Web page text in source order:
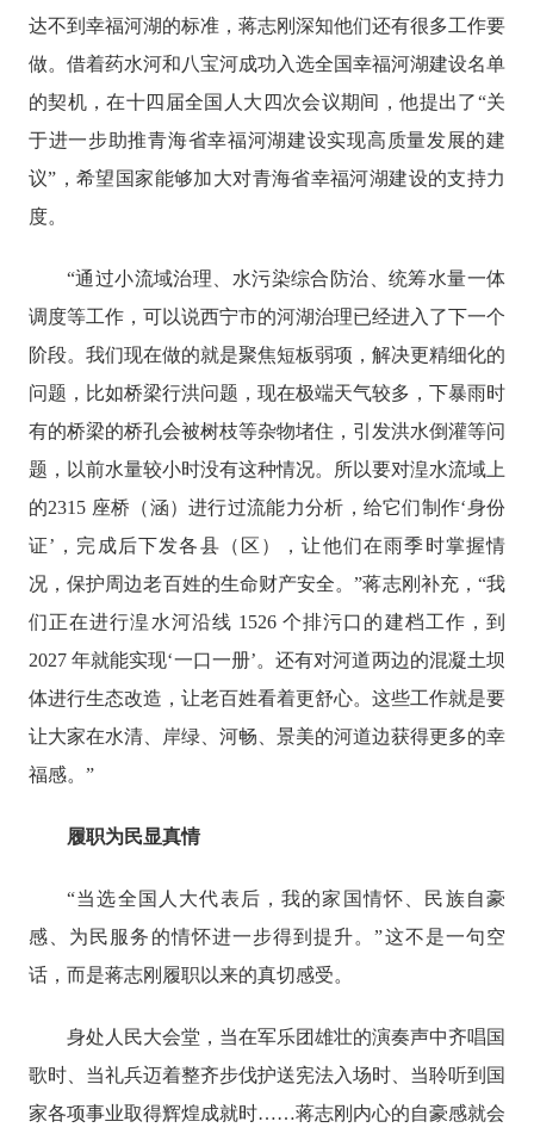
达不到幸福河湖的标准，蒋志刚深知他们还有很多工作要
做。借着药水河和八宝河成功入选全国幸福河湖建设名单
的契机，在十四届全国人大四次会议期间，他提出了“关
于进一步助推青海省幸福河湖建设实现高质量发展的建
议”，希望国家能够加大对青海省幸福河湖建设的支持力
度。
“通过小流域治理、水污染综合防治、统筹水量一体
调度等工作，可以说西宁市的河湖治理已经进入了下一个
阶段。我们现在做的就是聚焦短板弱项，解决更精细化的
问题，比如桥梁行洪问题，现在极端天气较多，下暴雨时
有的桥梁的桥孔会被树枝等杂物堵住，引发洪水倒灌等问
题，以前水量较小时没有这种情况。所以要对湟水流域上
的2315 座桥（涵）进行过流能力分析，给它们制作‘身份
证’，完成后下发各县（区），让他们在雨季时掌握情
况，保护周边老百姓的生命财产安全。”蒋志刚补充，“我
们正在进行湟水河沿线 1526 个排污口的建档工作，到
2027 年就能实现‘一口一册’。还有对河道两边的混凝土坝
体进行生态改造，让老百姓看着更舒心。这些工作就是要
让大家在水清、岸绿、河畅、景美的河道边获得更多的幸
福感。”
履职为民显真情
“当选全国人大代表后，我的家国情怀、民族自豪
感、为民服务的情怀进一步得到提升。”这不是一句空
话，而是蒋志刚履职以来的真切感受。
身处人民大会堂，当在军乐团雄壮的演奏声中齐唱国
歌时、当礼兵迈着整齐步伐护送宪法入场时、当聆听到国
家各项事业取得辉煌成就时……蒋志刚内心的自豪感就会